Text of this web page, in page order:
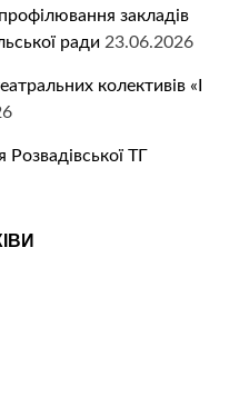
закладів
ради 23.06.2026
колективів «І
Розвадівської ТГ